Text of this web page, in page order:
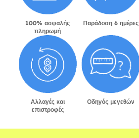
100% ασφαλής
πληρωμή
Παράδοση 6 ημέρες
Αλλαγές και
επιστροφές
Οδηγός μεγεθών